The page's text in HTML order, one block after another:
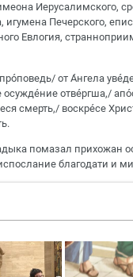
Иерусалимского,
игумена Печерского,
Евлогия,
от А́нгела
отве́ргша,/
смерть,/ воскре́се
помазал прихожан
благодати и